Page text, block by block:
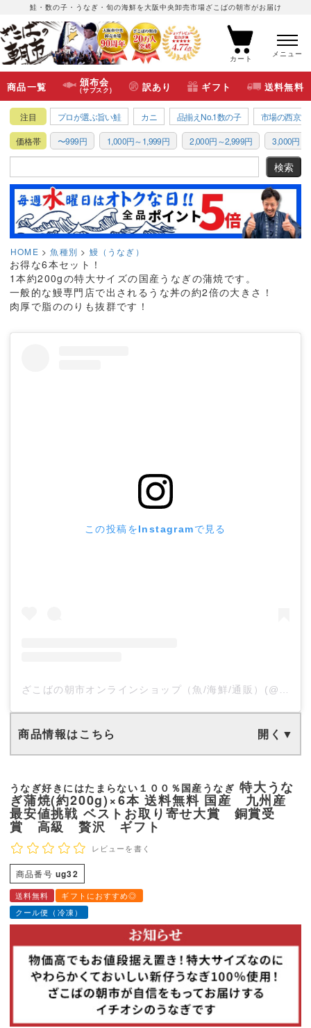
鮭・数の子・うなぎ・旬の海鮮を大阪中央卸売市場ざこばの朝市がお届け
カート
メニュー
商品一覧 頒布会
(サブスク) 訳あり ギフト 送料無料
注目 プロが選ぶ旨い鮭 カニ 品揃えNo.1数の子 市場の西京漬
価格帯 〜999円 1,000円～1,999円 2,000円～2,999円 3,000円～
HOME 魚種別 鰻（うなぎ）
お得な6本セット！
1本約200gの特大サイズの国産うなぎの蒲焼です。
一般的な鰻専門店で出されるうな丼の約2倍の大きさ！
肉厚で脂ののりも抜群です！
この投稿をInstagramで見る
商品情報はこちら
うなぎ好きにはたまらない１００％国産うなぎ 特大うな
ぎ蒲焼(約200g)×6本 送料無料 国産 九州産
最安値挑戦 ベストお取り寄せ大賞 銅賞受
賞 高級 贅沢 ギフト
レビューを書く
商品番号 ug32
送料無料
ギフトにおすすめ◎
クール便（冷凍）